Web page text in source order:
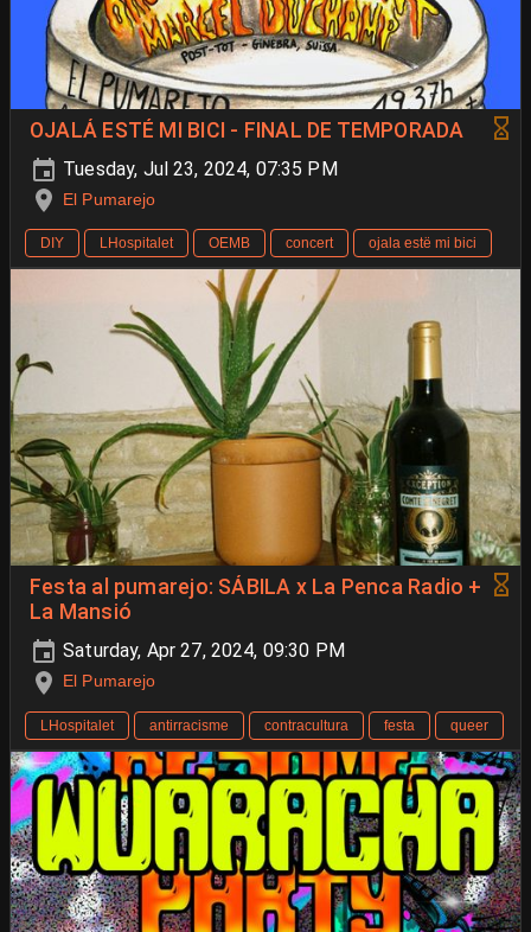
OJALÁ ESTÉ MI BICI - FINAL DE TEMPORADA
Tuesday, Jul 23, 2024, 07:35 PM
El Pumarejo
DIY LHospitalet OEMB concert ojala estë mi bici
Festa al pumarejo: SÁBILA x La Penca Radio +
La Mansió
Saturday, Apr 27, 2024, 09:30 PM
El Pumarejo
LHospitalet antirracisme contracultura festa queer